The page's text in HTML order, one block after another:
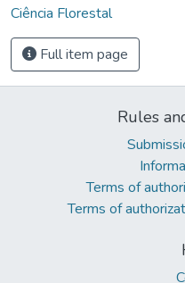
Ciência Florestal
Full item page
Rules
Terms of
Terms of